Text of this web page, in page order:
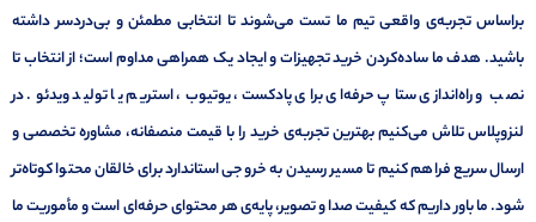
براساس تجربه‌ی واقعی تیم ما تست می‌شوند تا انتخابی مطمئن و بی‌دردسر داشته
باشید. هدف ما ساده‌کردن خرید تجهیزات و ایجاد یک همراهی مداوم است؛ از انتخاب تا
نصب و راه‌اندازی ستاپ حرفه‌ای برای پادکست، یوتیوب، استریم یا تولید ویدئو. در
لنزوپلاس تلاش می‌کنیم بهترین تجربه‌ی خرید را با قیمت منصفانه، مشاوره تخصصی و
ارسال سریع فراهم کنیم تا مسیر رسیدن به خروجی استاندارد برای خالقان محتوا کوتاه‌تر
شود. ما باور داریم که کیفیت صدا و تصویر، پایه‌ی هر محتوای حرفه‌ای است و مأموریت ما